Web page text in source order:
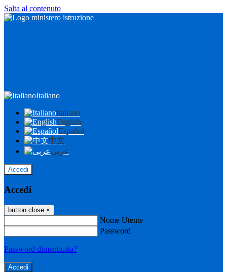
Salta al contenuto
Italiano
Italiano
English
Español
中文
عربى
Accedi
Accedi
button close ×
Nome Utente
Password
Password dimenticata?